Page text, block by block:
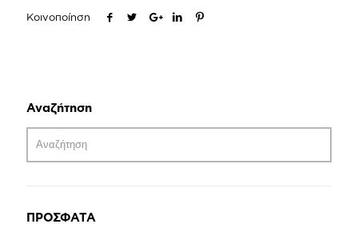
Κοινοποίηση
Αναζήτηση
ΠΡΟΣΦΑΤΑ